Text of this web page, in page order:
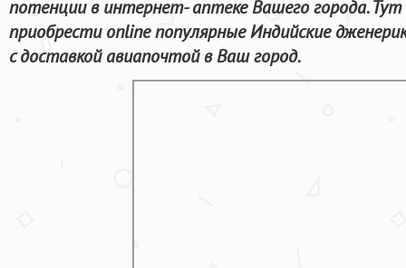
потенции в интернет- аптеке Вашего города.
приобрести online популярные Индийские
с доставкой авиапочтой в Ваш город.